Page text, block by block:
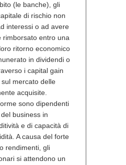
(le banche), gli
di rischio non
interessi o ad avere
rimborsato entro una
ritorno economico
in dividendi o
i capital gain
mercato delle
acquisite.
sono dipendenti
business in
e di capacità di
A causa del forte
rendimenti, gli
si attendono un